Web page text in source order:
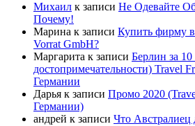
Михаил к записи Не Одевайте
Почему!
Марина к записи Купить фирму
Vorrat GmbH?
Маргарита к записи Берлин за
достопримечательности) Travel
Германии
Дарья к записи Промо 2020
Германии)
андрей к записи Что Австралиец